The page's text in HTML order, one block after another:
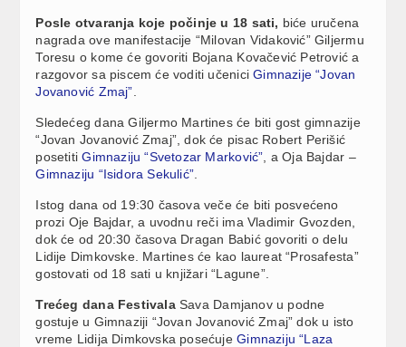
Posle otvaranja koje počinje u 18 sati, biće uručena
nagrada ove manifestacije “Milovan Vidaković” Giljermu
Toresu o kome će govoriti Bojana Kovačević Petrović a
razgovor sa piscem će voditi učeniciGimnazije “Jovan
Jovanović Zmaj”
Sledećeg dana Giljermo Martines će biti gost gimnazije
“Jovan Jovanović Zmaj”, dok će pisac Robert Perišić
posetitiGimnaziju “Svetozar Marković” , a Oja Bajdar –
Gimnaziju “Isidora Sekulić”
Istog dana od 19:30 časova veče će biti posvećeno
prozi Oje Bajdar, a uvodnu reči ima Vladimir Gvozden,
dok će od 20:30 časova Dragan Babić govoriti o delu
Lidije Dimkovske. Martines će kao laureat “Prosafesta”
gostovati od 18 sati u knjižari “Lagune”.
Trećeg dana FestivalaSava Damjanov u podne
gostuje u Gimnaziji “Jovan Jovanović Zmaj” dok u isto
vreme Lidija Dimkovska posećujeGimnaziju “Laza